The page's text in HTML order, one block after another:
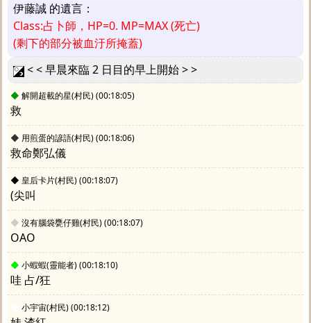
伊藤誠 的遺言：
Class:占卜師，HP=0. MP=MAX (死亡)
(剩下的部分被血汙所掩蓋)
< < 早晨來臨 2 日目的早上開始 > >
◆ 解開超載的星(村民)(00:18:05)
救
◆ 用煎蛋的諺語(村民)(00:18:06)
救命鄭弘儀
◆ 皇后卡片(村民)(00:18:07)
(尖叫
◆ 沒有腦袋甕仔雞(村民)(00:18:07)
OAO
◆ 小蝦蝦(靈能者)(00:18:10)
哇 占/狂
小宇宙(村民)(00:18:12)